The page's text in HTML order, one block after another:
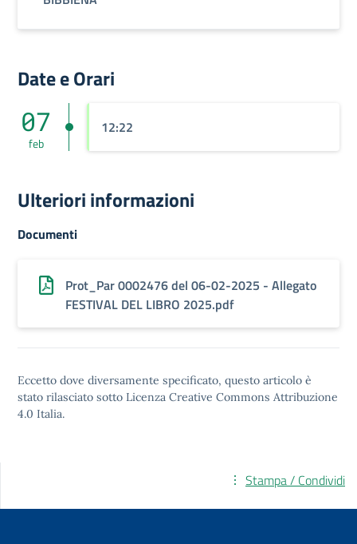
Date e Orari
07
feb
12:22
Ulteriori informazioni
Documenti
Prot_Par 0002476 del 06-02-2025 - Allegato
FESTIVAL DEL LIBRO 2025.pdf
Eccetto dove diversamente specificato, questo articolo è
stato rilasciato sotto Licenza Creative Commons Attribuzione
4.0 Italia.
Stampa / Condividi